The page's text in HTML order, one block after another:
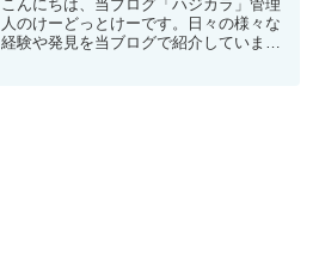
こんにちは、当ブログ「ハジカラ」管理
人のけーどっとけーです。日々の様々な
経験や発見を当ブログで紹介していま